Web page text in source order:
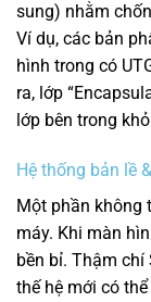
sung) nhằm
Ví dụ, các bản
hình trong có
ra, lớp
lớp bên trong
Hệ thống bản lề
Một phần không
máy. Khi màn
bền bỉ. Thậm
thế hệ mới có